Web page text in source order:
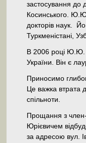
застосування до
Косинського.
докторів наук.
Туркменістані,
В 2006 році Ю.Ю.
України. Він є
Приносимо
Це важка втрата
спільноти.
Прощання з
Юрієвичем
за адресою вул.